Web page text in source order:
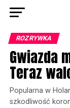
ROZRYWKA
Gwiazda
Teraz
Popularna w
szkodliwość